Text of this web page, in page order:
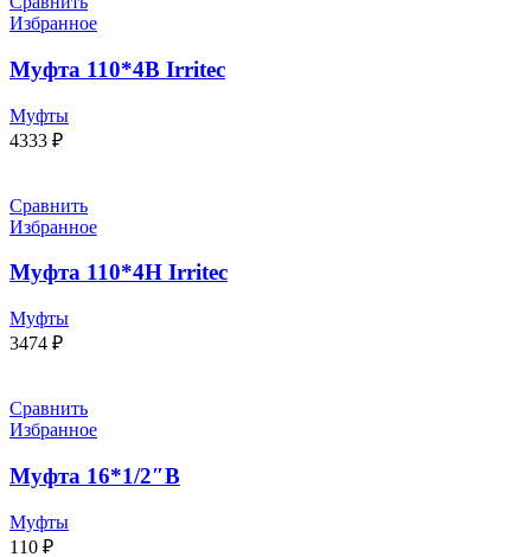
Избранное
Муфта 110*4В Irritec
Муфты
4333 ₽
Сравнить
Избранное
Муфта 110*4Н Irritec
Муфты
3474 ₽
Сравнить
Избранное
Муфта 16*1/2″В
Муфты
110 ₽